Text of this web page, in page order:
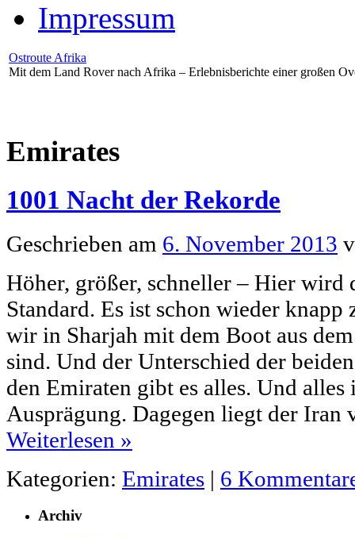
Impressum
Ostroute Afrika
Mit dem Land Rover nach Afrika – Erlebnisberichte einer großen
Emirates
1001 Nacht der Rekorde
Geschrieben am 6. November 2013
Höher, größer, schneller – Hier wird
Standard. Es ist schon wieder knapp
wir in Sharjah mit dem Boot aus
sind. Und der Unterschied der
den Emiraten gibt es alles. Und alles
Ausprägung. Dagegen liegt der
Weiterlesen »
Kategorien: Emirates | 6
Archiv